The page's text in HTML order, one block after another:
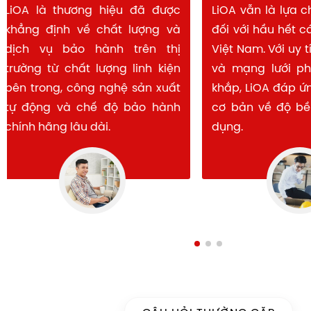
LiOA là thương hiệu dẫn đầu thị
trường Việt Nam trong nhiều
năm, tạo sự yên tâm về nguồn
gốc và bảo hành. Tôi rất tin
tưởng sử dụng sản phẩm
thương hiêu Lioa
LiOA là
khẳng định
dịch vụ bảo
trường từ
bên trong,
tự động và
chính hãng lâu